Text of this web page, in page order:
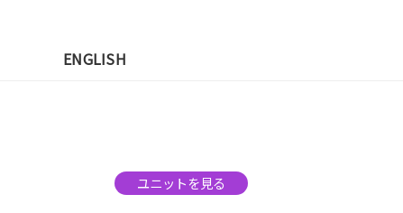
ENGLISH
ユニットを見る